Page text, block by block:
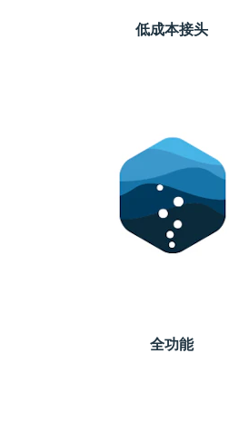
低成本接头
全功能